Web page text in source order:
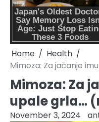
Home
Health
Mimoza: Za jačanje
Mimoza: Za
upale grla…
November 3, 2024